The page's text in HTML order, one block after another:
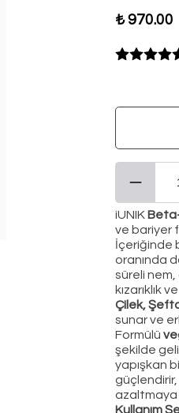
₺ 970.00
iUNIK
ve bariyer
İçeriğinde
oranında
süreli
kızarıklık
Çilek,
sunar ve
Formülü
şekilde
yapışkan
güçlendirir,
azaltmaya
Kullanım